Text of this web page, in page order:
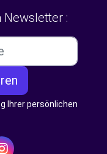
Newsletter :
Ihrer persönlichen